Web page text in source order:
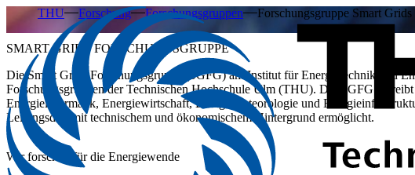
THU Forschung Forschungsgruppen Forschungsgruppe Smart Grids
SMART GRIDS FORSCHUNGSGRUPPE
Die Smart Grids Forschungsgruppe (SGFG) am Institut für Energietechnik und
Forschungsgruppen der Technischen Hochschule Ulm (THU). Die SGFG
Energieinformatik, Energiewirtschaft, Energiemeteorologie und
Leitungsduo mit technischem und ökonomischem Hintergrund ermöglicht.
Wir forschen für die Energiewende